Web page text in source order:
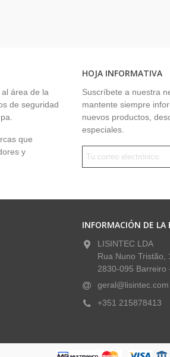
área de la
de seguridad
que
y
HOJA INFORMATIVA
Suscríbete a nuestra
mantente siempre
nuevos productos,
especiales.
INFORMACIÓN DE LA
LISINTEC LDA
Rua Nuno Tristão,
2830-095 Barreiro
geral@lisintec.com
+351 215878413